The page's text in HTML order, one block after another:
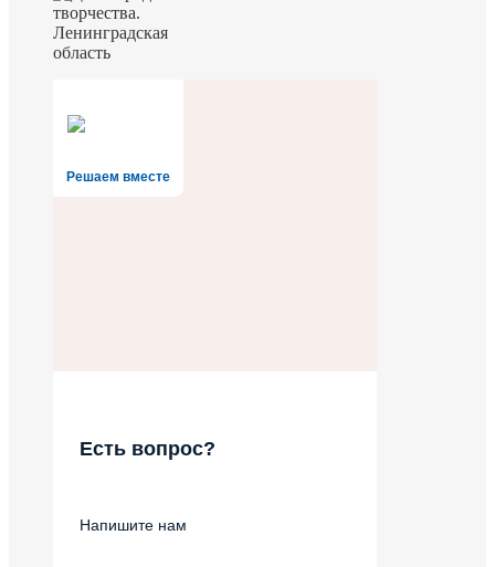
Решаем вместе
Есть вопрос?
Напишите нам